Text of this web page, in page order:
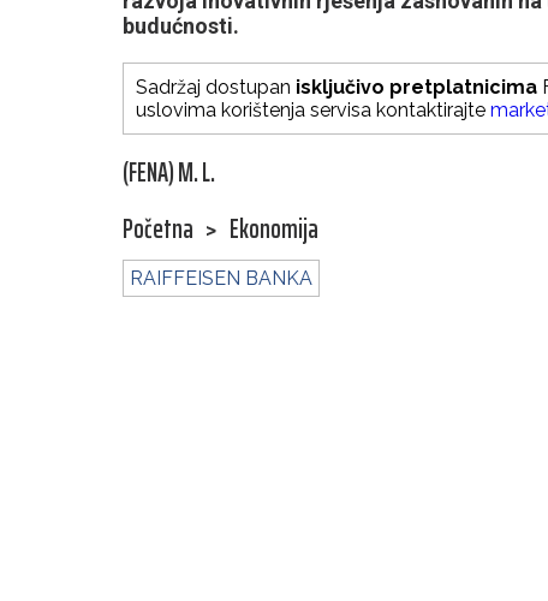
budućnosti.
Sadržaj dostupan isključivo pretplatnicima
uslovima korištenja servisa kontaktirajte
(FENA) M. L.
Početna > Ekonomija
RAIFFEISEN BANKA